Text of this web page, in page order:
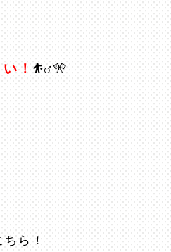
！ ⛹️‍♂️🎌
ら！